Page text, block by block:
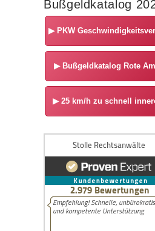
Bußgeldkatalog
▶PKW
▶Bußgeldkatalog Rote
▶25 km/h zu schnell